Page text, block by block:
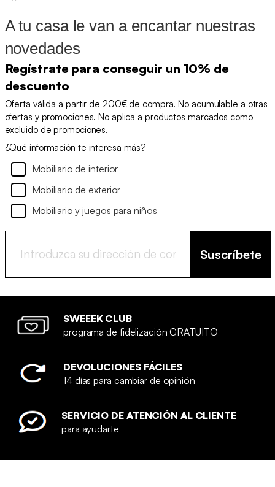
A tu casa le van a encantar nuestras
novedades
Regístrate para conseguir un 10% de
descuento
Oferta válida a partir de 200€ de compra. No acumulable a otras
ofertas y promociones. No aplica a productos marcados como
excluido de promociones.
¿Qué información te interesa más?
Mobiliario de interior
Mobiliario de exterior
Mobiliario y juegos para niños
Suscríbete
SWEEEK CLUB
programa de fidelización GRATUITO
DEVOLUCIONES FÁCILES
14 días para cambiar de opinión
SERVICIO DE ATENCIÓN AL CLIENTE
para ayudarte